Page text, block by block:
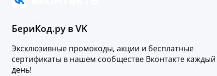
БериКод.ру в VK
Эксклюзивные промокоды, акции и бесплатные
сертификаты в нашем сообществе Вконтакте каждый
день!